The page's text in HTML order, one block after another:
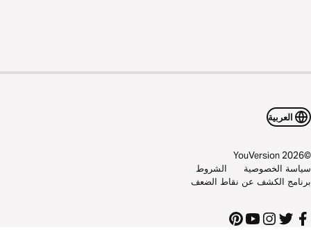
العربية
©
2026
YouVersion
سياسة الخصوصية
الشروط
برنامج الكشف عن نقاط الضعف